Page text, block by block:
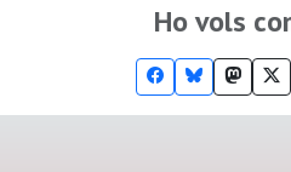
Ho vols